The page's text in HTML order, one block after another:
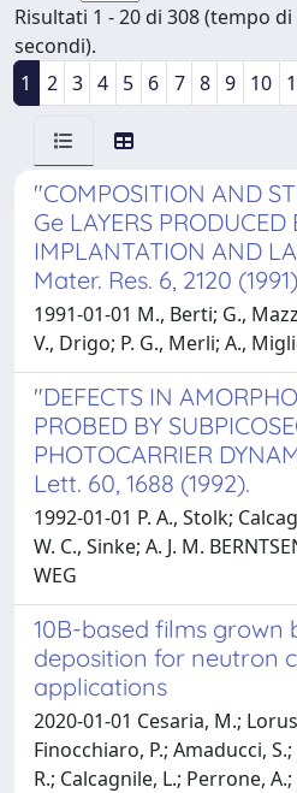
Risultati 1 - 20 di 308 (tempo
secondi).
1
2 3 4 5 6 7 8 9 10
"COMPOSITION AND
Ge LAYERS PRODUCED
IMPLANTATION AND
Mater. Res. 6, 2120
1991-01-01 M., Berti; G.,
V., Drigo; P. G., Merli; A.,
"DEFECTS IN
PROBED BY
PHOTOCARRIER
Lett. 60, 1688 (1992).
1992-01-01 P. A., Stolk;
W. C., Sinke; A. J. M.
WEG
10B-based films grown
deposition for neutron
applications
2020-01-01 Cesaria, M.;
Finocchiaro, P.; Amaducci,
R.; Calcagnile, L.; Perrone,